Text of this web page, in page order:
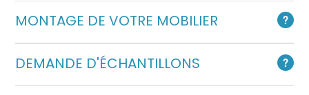
MONTAGE DE VOTRE MOBILIER
DEMANDE D'ÉCHANTILLONS